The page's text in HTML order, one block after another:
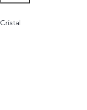
de materiales.
Cristal